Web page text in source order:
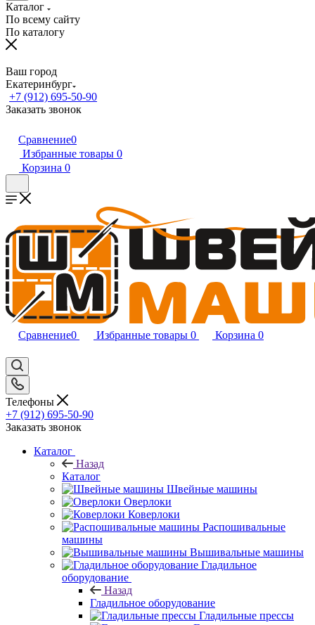
Каталог
По всему сайту
По каталогу
Ваш город
Екатеринбург
+7 (912) 695-50-90
Заказать звонок
Сравнение0
Избранные товары 0
Корзина 0
Сравнение0 Избранные товары 0 Корзина 0
Телефоны
+7 (912) 695-50-90
Заказать звонок
Каталог
Назад
Каталог
Швейные машины
Оверлоки
Коверлоки
Распошивальные
машины
Вышивальные машины
Гладильное
оборудование
Назад
Гладильное оборудование
Гладильные прессы